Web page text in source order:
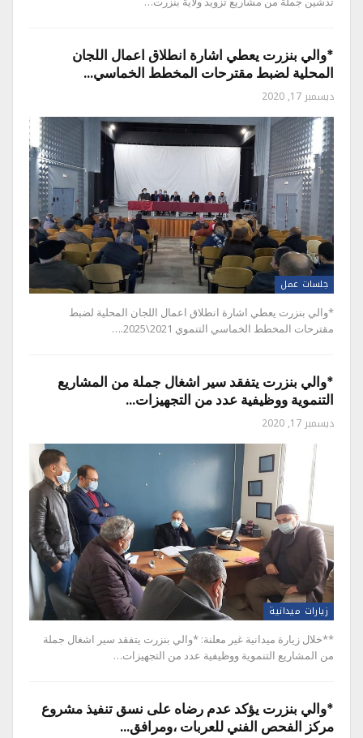
*والي بنزرت يعطي اشارة انطلاق اعمال اللجان
المحلية لضبط مقترحات المخطط الخماسي…
ديسمبر 17, 2020
جلسات عمل
*والي بنزرت يعطي اشارة انطلاق اعمال اللجان المحلية لضبط
مقترحات المخطط الخماسي التنموي 2021\2025.…
*والي بنزرت يتفقد سير اشغال جملة من المشاريع
التنموية ووظيفية عدد من التجهيزات…
ديسمبر 17, 2020
زيارات ميدانية
**خلال زيارة ميدانية غير معلنة: *والي بنزرت يتفقد سير اشغال جملة
من المشاريع التنموية ووظيفية عدد من التجهيزات…
*والي بنزرت يؤكد عدم رضاه على نسق تنفيذ مشروع
مركز الفحص الفني للعربات ،ومرافق…